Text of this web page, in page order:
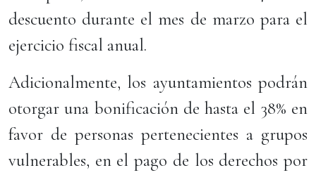
descuento durante el mes de marzo para el
ejercicio fiscal anual.
Adicionalmente, los ayuntamientos podrán
otorgar una bonificación de hasta el 38% en
favor de personas pertenecientes a grupos
vulnerables, en el pago de los derechos por